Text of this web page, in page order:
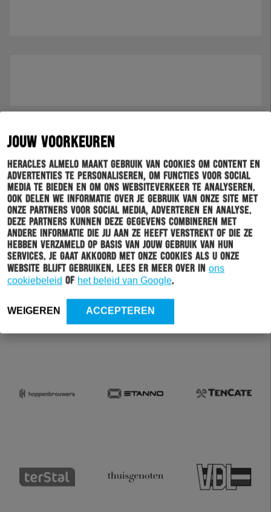
JOUW VOORKEUREN
Heracles Almelo maakt gebruik van cookies om content en
advertenties te personaliseren, om functies voor social
media te bieden en om ons websiteverkeer te analyseren.
Ook delen we informatie over je gebruik van onze site met
onze partners voor social media, adverteren en analyse.
Deze partners kunnen deze gegevens combineren met
andere informatie die jij aan ze heeft verstrekt of die ze
hebben verzameld op basis van jouw gebruik van hun
services. Je gaat akkoord met onze cookies als u onze
website blijft gebruiken. Lees er meer over in ons
cookiebeleid of het beleid van Google.
WEIGEREN ACCEPTEREN